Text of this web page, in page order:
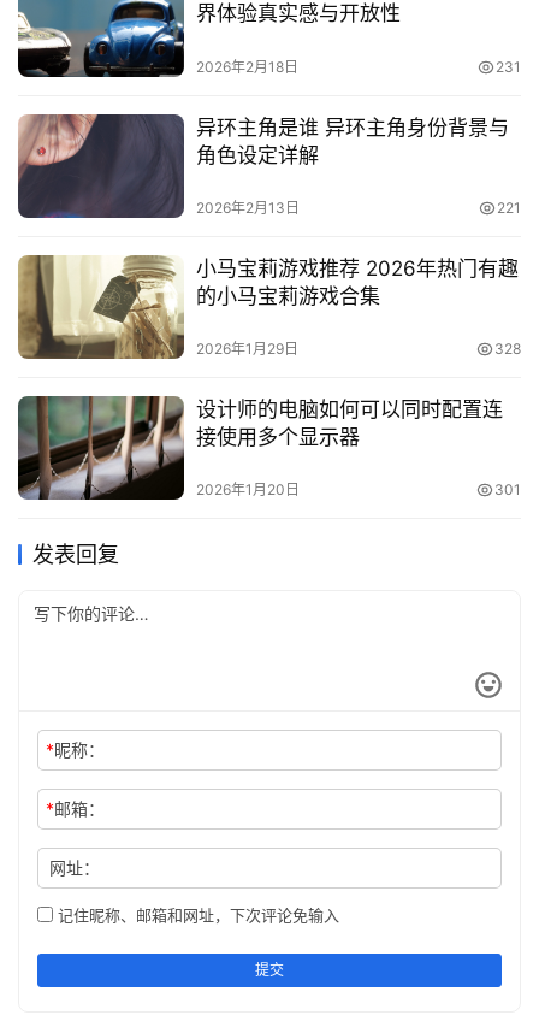
界体验真实感与开放性
2026年2月18日 231
异环主角是谁 异环主角身份背景与
角色设定详解
2026年2月13日 221
小马宝莉游戏推荐 2026年热门有趣
的小马宝莉游戏合集
2026年1月29日 328
设计师的电脑如何可以同时配置连
接使用多个显示器
2026年1月20日 301
发表回复
*昵称：
*邮箱：
网址：
记住昵称、邮箱和网址，下次评论免输入
提交